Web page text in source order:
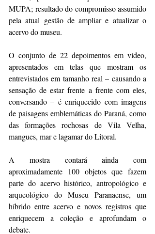
MUPA; resultado do compromisso assumido
pela atual gestão de ampliar e atualizar o
acervo do museu.
O conjunto de 22 depoimentos em vídeo,
apresentados em telas que mostram os
entrevistados em tamanho real – causando a
sensação de estar frente a frente com eles,
conversando – é enriquecido com imagens
de paisagens emblemáticas do Paraná, como
das formações rochosas de Vila Velha,
mangues, mar e lagamar do Litoral.
A mostra contará ainda com
aproximadamente 100 objetos que fazem
parte do acervo histórico, antropológico e
arqueológico do Museu Paranaense, um
híbrido entre acervo e novos registros que
enriquecem a coleção e aprofundam o
debate.